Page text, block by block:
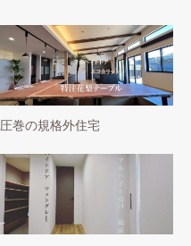
圧巻の規格外住宅